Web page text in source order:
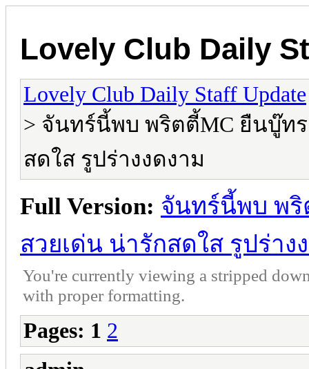
Lovely Club Daily
Lovely Club Daily Staff Update
> จันทร์นี้พบ พริตตี้MC ยืนบู๊ทร
สดใส รูปร่างงดงาม
Full Version: จันทร์นี้พบ พริ
สวยเด่น น่ารักสดใส รูปร่าง
You're currently viewing a stripped
with proper formatting.
Pages: 1 2